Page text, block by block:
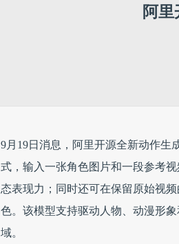
阿
9月19日消息，阿里开源全新动作生
式，输入一张角色图片和一段参考
态表现力；同时还可在保留原始视
色。该模型支持驱动人物、动漫形
域。